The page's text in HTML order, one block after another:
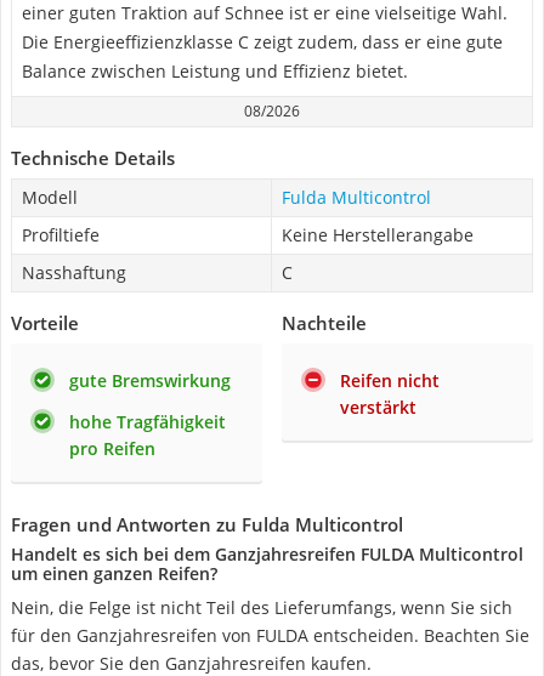
einer guten Traktion auf Schnee ist er eine vielseitige Wahl.
Die Energieeffizienzklasse C zeigt zudem, dass er eine gute
Balance zwischen Leistung und Effizienz bietet.
08/2026
Technische Details
Modell
Fulda Multicontrol
Profiltiefe
Keine Herstellerangabe
Nasshaftung
C
Vorteile
gute Bremswirkung
hohe Tragfähigkeit
pro Reifen
Nachteile
Reifen nicht
verstärkt
Fragen und Antworten zu Fulda Multicontrol
Handelt es sich bei dem Ganzjahresreifen FULDA Multicontrol
um einen ganzen Reifen?
Nein, die Felge ist nicht Teil des Lieferumfangs, wenn Sie sich
für den Ganzjahresreifen von FULDA entscheiden. Beachten Sie
das, bevor Sie den Ganzjahresreifen kaufen.